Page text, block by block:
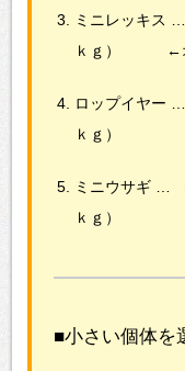
ミニレッキス …
ｋｇ） ←オ
ロップイヤー …
ｋｇ）
ミニウサギ …
ｋｇ）
■小さい個体を